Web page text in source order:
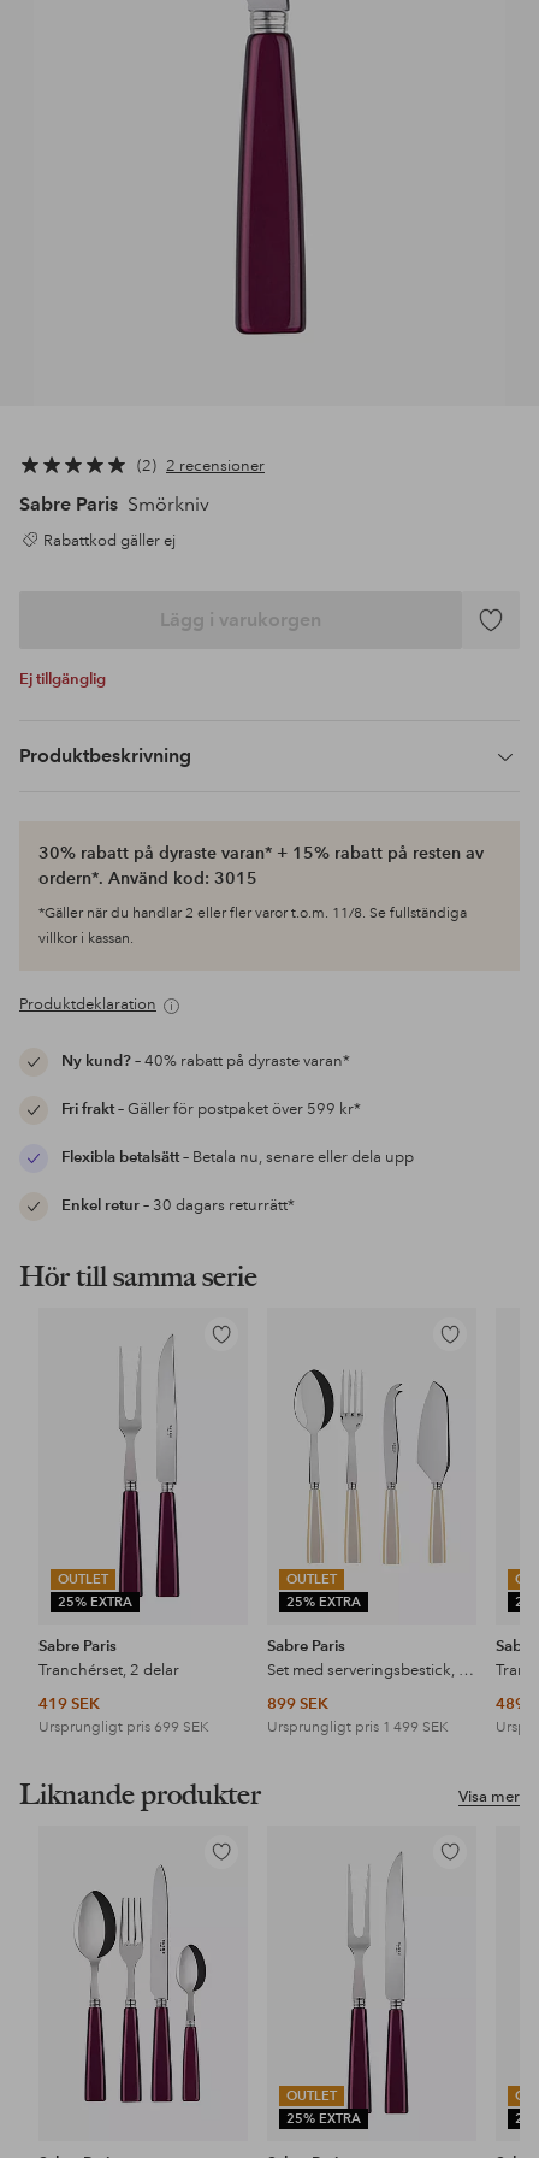
2 2 recensioner
Sabre Paris Smörkniv
Rabattkod gäller ej
Lägg i varukorgen
Lägg
Ej tillgänglig
Produktbeskrivning
30% rabatt på dyraste varan* + 15% rabatt på resten av
ordern*. Använd kod: 3015
*Gäller när du handlar 2 eller fler varor t.o.m. 11/8. Se fullständiga
villkor i kassan.
Produktdeklaration
Ny kund?– 40% rabatt på dyraste varan*
Fri frakt– Gäller för postpaket över 599 kr*
Flexibla betalsätt– Betala nu, senare eller dela upp
Enkel retur– 30 dagars returrätt*
Hör till samma serie
OUTLET
25% EXTRA
Lägg
Sabre Paris
Tranchérset, 2 delar
419 SEK
Ursprungligt pris 699 SEK
OUTLET
25% EXTRA
Lägg
i
favoriter
Sabre Paris
Set med serveringsbestick, 4 delar
899 SEK
Ursprungligt pris 1 499 SEK
489
Visa mer
Liknande produkter
Lägg
OUTLET
25% EXTRA
Lägg